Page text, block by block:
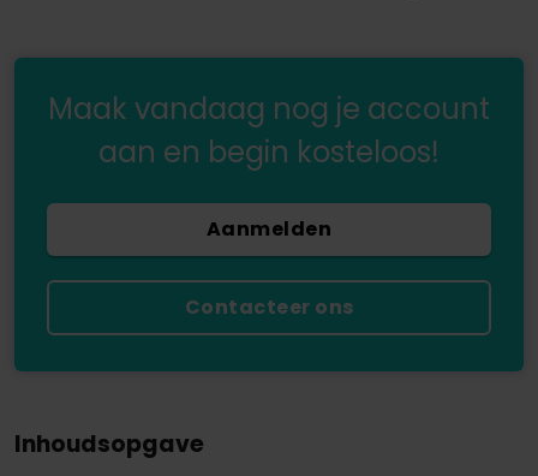
Maak vandaag nog je account
aan en begin kosteloos!
Aanmelden
Contacteer ons
Inhoudsopgave